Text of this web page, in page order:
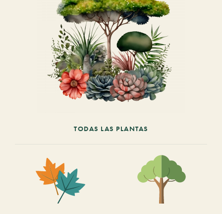
TODAS LAS PLANTAS